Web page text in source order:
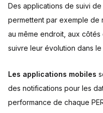
Des applications de suivi
permettent par exemple de
au même endroit, aux
suivre leur évolution dans le
Les applications mobiles
des notifications pour les
performance de chaque